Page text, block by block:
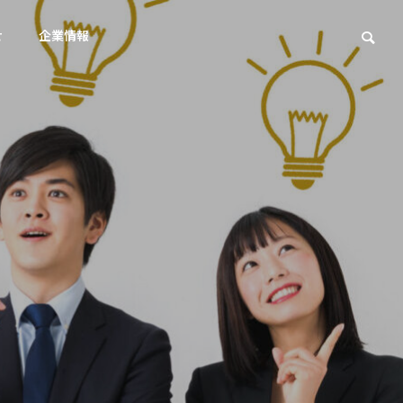
企業情報
対策
ト広
を実
比較
術
メタ情報の矛盾はどう直す？G
oogle最新見解と対策
ク必
アクセス
Access